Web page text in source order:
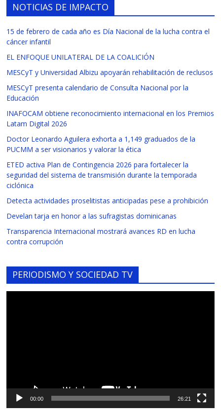
NOTICIAS DE IMPACTO
15 de febrero de cada año es Día Nacional de la lucha contra el
cáncer infantil
EL ENFOQUE UNILATERAL DE LA COALICIÓN
MESCyT y Universidad Albizu apoyarán rehabilitación de reclusos
MESCyT presenta calendario de Consulta Nacional por la
Educación
INAFOCAM obtiene reconocimiento internacional en los Premios
Latam Digital 2026
Doctor Leonardo Aguilera exhorta a 1,149 graduados de la
PUCMM a ser visionarios y valorar la ética
ETED activa Plan de Contingencia 2026 para fortalecer la
seguridad del sistema de transmisión durante la temporada
ciclónica
Detecta actividades proselitistas anticipadas pese a prohibición
Develan tarja en honor a las sufragistas dominicanas
Transparencia Internacional mostrará avances RD en lucha
contra corrupción
PERIODISMO Y SOCIEDAD TV
00:00 26:21